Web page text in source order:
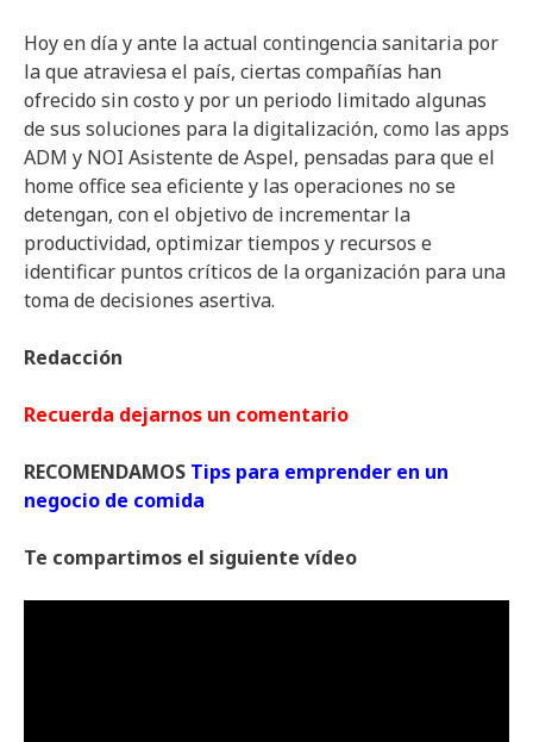
Hoy en día y ante la actual contingencia sanitaria por
la que atraviesa el país, ciertas compañías han
ofrecido sin costo y por un periodo limitado algunas
de sus soluciones para la digitalización, como las apps
ADM y NOI Asistente de Aspel, pensadas para que el
home office sea eficiente y las operaciones no se
detengan, con el objetivo de incrementar la
productividad, optimizar tiempos y recursos e
identificar puntos críticos de la organización para una
toma de decisiones asertiva.
Redacción
Recuerda dejarnos un comentario
RECOMENDAMOS Tips para emprender en un
negocio de comida
Te compartimos el siguiente vídeo